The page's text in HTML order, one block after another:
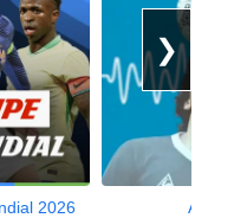
2026 Aliotalk
❯